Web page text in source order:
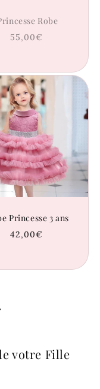
Robe
Prix
55,00€
Princesse 3 ans
Prix
42,00€
votre Fille